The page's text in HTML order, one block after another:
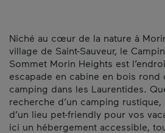
Niché au cœur de la nature à
village de Saint-Sauveur, le
Sommet Morin Heights est
escapade en cabine en bois rond
camping dans les Laurentides.
recherche d’un camping rustique,
d’un lieu pet-friendly pour vos
ici un hébergement accessible,